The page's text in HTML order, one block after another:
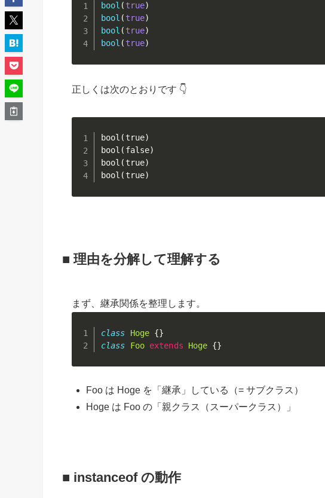
bool ( true)
bool ( true)
bool ( true)
bool ( true)
正しくは次のとおりです 👇
bool(true)
bool(false)
bool(true)
bool(true)
■ 理由を分解して理解する
まず、継承関係を整理します。
class Hoge {}
class
Foo extends Hoge {}
Foo は Hoge を「継承」している（= サブクラス）
Hoge は Foo の「親クラス（スーパークラス）」
■ instanceof の動作